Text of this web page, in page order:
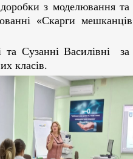
з моделювання та
«Скарги
Василівні за
класів.